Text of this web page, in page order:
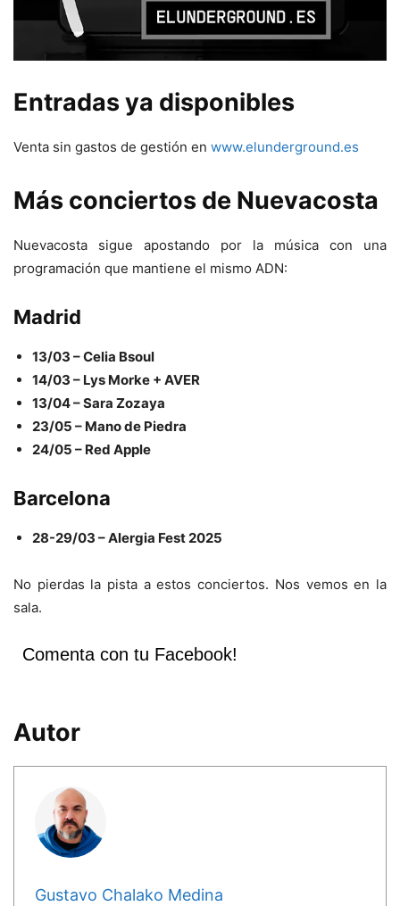
Entradas ya disponibles
Venta sin gastos de gestión en www.elunderground.es
Más conciertos de Nuevacosta
Nuevacosta sigue apostando por la música con una
programación que mantiene el mismo ADN:
Madrid
13/03 – Celia Bsoul
14/03 – Lys Morke + AVER
13/04 – Sara Zozaya
23/05 – Mano de Piedra
24/05 – Red Apple
Barcelona
28-29/03 – Alergia Fest 2025
No pierdas la pista a estos conciertos. Nos vemos en la
sala.
Comenta con tu Facebook!
Autor
Gustavo Chalako Medina